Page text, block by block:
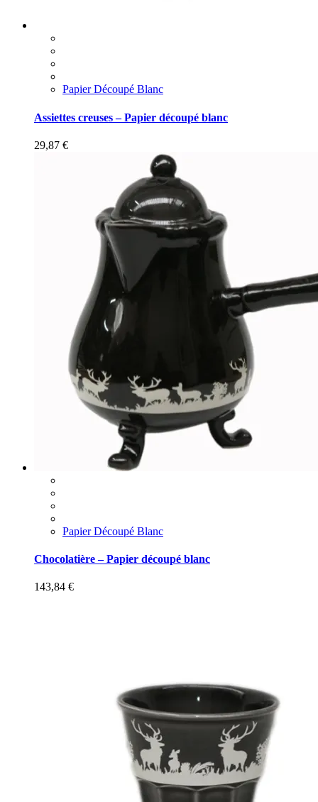
Papier Découpé Blanc
Assiettes creuses – Papier découpé blanc
29,87 €
Papier Découpé Blanc
Chocolatière – Papier découpé blanc
143,84 €